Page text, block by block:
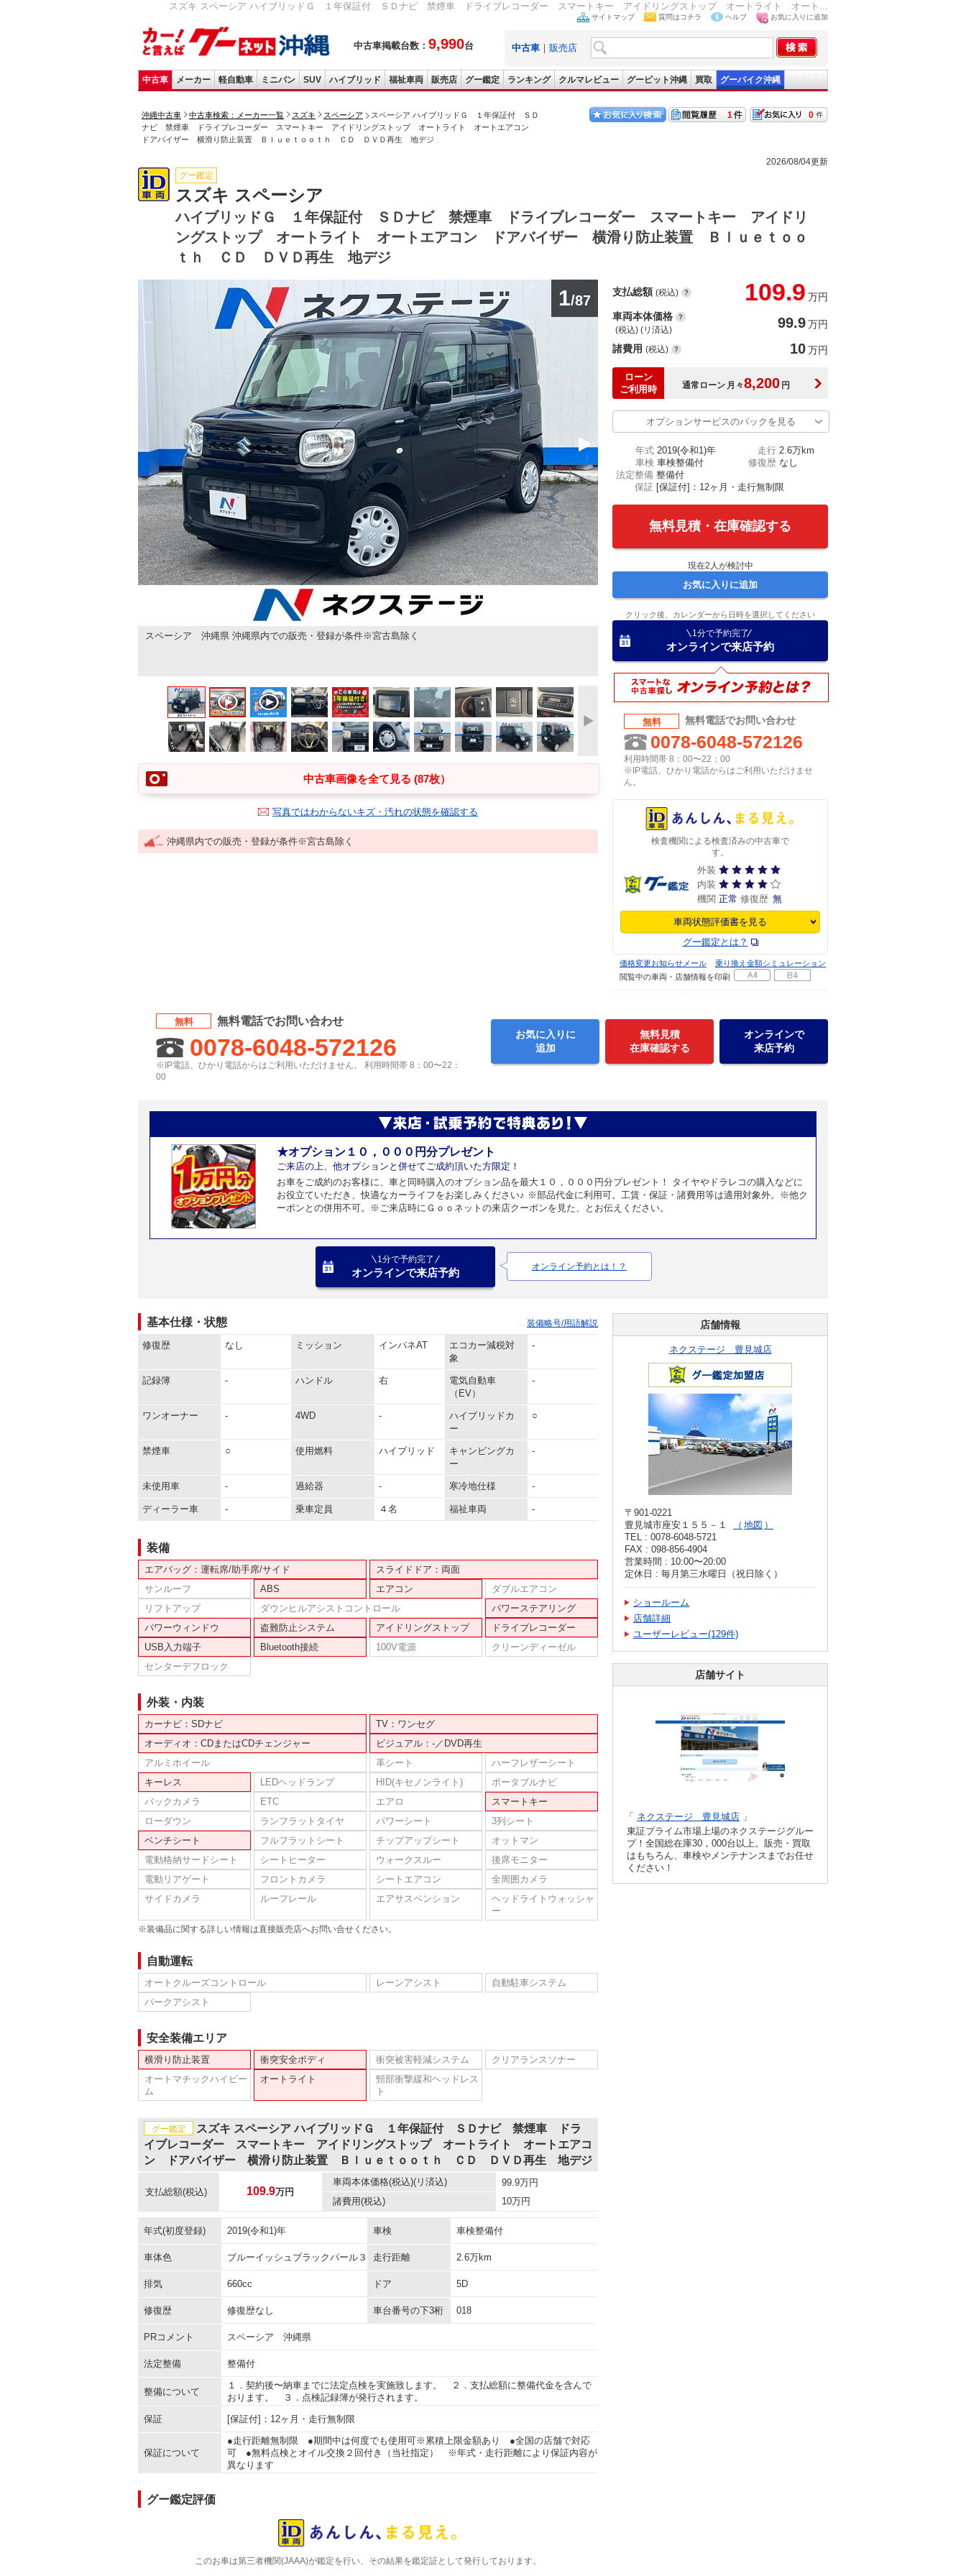
スズキ スペーシア ハイブリッドＧ １年保証付 ＳＤナビ 禁煙車 ドライブレコーダー スマートキー アイドリングストップ オートライト オート...
中古車掲載台数： 9,990台
サイトマップ 質問はコチラ ヘルプ お気に入りに追加
中古車 ｜ 販売店
中古車 メーカー 軽自動車 ミニバン SUV ハイブリッド 福祉車両 販売店 グー鑑定 ランキング クルマレビュー グーピット沖縄 買取 グーバイク沖縄
沖縄中古車 中古車検索：メーカー一覧 スズキ スペーシア
スペーシア ハイブリッドＧ １年保証付 ＳＤ
ナビ 禁煙車 ドライブレコーダー スマートキー アイドリングストップ オートライト オートエアコン
ドアバイザー 横滑り防止装置 Ｂｌｕｅｔｏｏｔｈ ＣＤ ＤＶＤ再生 地デジ
0
1
2026/08/04更新
グー鑑定
スズキ スペーシア
ハイブリッドＧ １年保証付 ＳＤナビ 禁煙車 ドライブレコーダー スマートキー アイドリ
ングストップ オートライト オートエアコン ドアバイザー 横滑り防止装置 Ｂｌｕｅｔｏｏ
ｔｈ ＣＤ ＤＶＤ再生 地デジ
スペーシア 沖縄県 沖縄県内での販売・登録が条件※宮古島除く
1/87
中古車画像を全て見る (87枚）
写真ではわからないキズ・汚れの状態を確認する
沖縄県内での販売・登録が条件※宮古島除く
支払総額 (税込) 109.9 万円
車両本体価格
(税込) (リ済込) 99.9万円
諸費用 (税込) 10万円
ローン
ご利用時
通常ローン 月々8,200 円
オプションサービスのパックを見る
年式 2019(令和1)年 走行 2.6万km
車検 車検整備付 修復歴 なし
法定整備 整備付
保証 [保証付]：12ヶ月・走行無制限
無料見積・在庫確認する
現在2 人が検討中
お気に入りに追加
クリック後、カレンダーから日時を選択してください
1分で予約完了
オンラインで来店予約
無料 無料電話でお問い合わせ
0078-6048-572126
利用時間帯 8：00〜22：00
※IP電話、ひかり電話からはご利用いただけませ
ん。
検査機関による検査済みの中古車で
す。
外装
内装
機関 正常 修復歴 無
車両状態評価書を見る
グー鑑定とは？
価格変更お知らせメール
乗り換え金額シミュレーション
閲覧中の車両・店舗情報を印刷
無料 無料電話でお問い合わせ
0078-6048-572126
※IP電話、ひかり電話からはご利用いただけません。 利用時間帯 8：00〜22：
00
お気に入りに
追加
無料見積
在庫確認する
オンラインで
来店予約
★オプション１０，０００円分プレゼント
ご来店の上、他オプションと併せてご成約頂いた方限定！
お車をご成約のお客様に、車と同時購入のオプション品を最大１０，０００円分プレゼント！ タイヤやドラレコの購入などに
お役立ていただき、快適なカーライフをお楽しみください♪ ※部品代金に利用可。工賃・保証・諸費用等は適用対象外。※他ク
ーポンとの併用不可。※ご来店時にＧｏｏネットの来店クーポンを見た、とお伝えください。
1分で予約完了
オンラインで来店予約 オンライン予約とは！？
基本仕様・状態 装備略号/用語解説
修復歴 なし ミッション インパネAT
エコカー減税対
象
-
記録簿 - ハンドル 右
電気自動車
（EV）
-
ワンオーナー - 4WD -
ハイブリッドカ
ー
○
禁煙車 ○ 使用燃料 ハイブリッド
キャンピングカ
ー
-
未使用車 - 過給器 - 寒冷地仕様 -
ディーラー車 - 乗車定員 ４名 福祉車両 -
装備
エアバッグ：運転席/助手席/サイド
スライドドア：両面
サンルーフ
ABS エアコン
ダブルエアコン
リフトアップ
ダウンヒルアシストコントロール
パワーステアリング
パワーウィンドウ
盗難防止システム アイドリングストップ
ドライブレコーダー
USB入力端子
Bluetooth接続 100V電源
クリーンディーゼル
センターデフロック
外装・内装
カーナビ：SDナビ
TV：ワンセグ
オーディオ：CDまたはCDチェンジャー
ビジュアル：-／DVD再生
アルミホイール
革シート
ハーフレザーシート
キーレス
LEDヘッドランプ HID(キセノンライト)
ポータブルナビ
バックカメラ
ETC エアロ
スマートキー
ローダウン
ランフラットタイヤ パワーシート
3列シート
ベンチシート
フルフラットシート チップアップシート
オットマン
電動格納サードシート
シートヒーター ウォークスルー
後席モニター
電動リアゲート
フロントカメラ シートエアコン
全周囲カメラ
サイドカメラ
ルーフレール エアサスペンション
ヘッドライトウォッシャ
ー
※装備品に関する詳しい情報は直接販売店へお問い合せください。
自動運転
オートクルーズコントロール レーンアシスト
自動駐車システム
パークアシスト
安全装備エリア
横滑り防止装置 衝突安全ボディ 衝突被害軽減システム
クリアランスソナー
オートマチックハイビー
ム
オートライト
頸部衝撃緩和ヘッドレス
ト
グー鑑定
スズキ スペーシア ハイブリッドＧ １年保証付 ＳＤナビ 禁煙車 ドラ
イブレコーダー スマートキー アイドリングストップ オートライト オートエアコ
ン ドアバイザー 横滑り防止装置 Ｂｌｕｅｔｏｏｔｈ ＣＤ ＤＶＤ再生 地デジ
支払総額(税込) 109.9万円
車両本体価格(税込)(リ済込) 99.9万円
諸費用(税込) 10万円
年式(初度登録) 2019(令和1)年 車検 車検整備付
車体色 ブルーイッシュブラックパール３ 走行距離 2.6万km
排気 660cc ドア 5D
修復歴 修復歴なし 車台番号の下3桁 018
PRコメント スペーシア 沖縄県
法定整備 整備付
整備について
１．契約後〜納車までに法定点検を実施致します。 ２．支払総額に整備代金を含んで
おります。 ３．点検記録簿が発行されます。
保証
[保証付]：12ヶ月・走行無制限
保証について
●走行距離無制限 ●期間中は何度でも使用可※累積上限金額あり ●全国の店舗で対応
可 ●無料点検とオイル交換２回付き（当社指定） ※年式・走行距離により保証内容が
異なります
グー鑑定評価
このお車は第三者機関(JAAA)が鑑定を行い、その結果を鑑定証として発行しております。
店舗情報
ネクステージ 豊見城店
〒901-0221
豊見城市座安１５５－１
地図
TEL : 0078-6048-5721
FAX : 098-856-4904
営業時間 : 10:00〜20:00
定休日 : 毎月第三水曜日（祝日除く）
ショールーム
店舗詳細
ユーザーレビュー(129件)
店舗サイト
「 ネクステージ 豊見城店 」
東証プライム市場上場のネクステージグルー
プ！全国総在庫30，000台以上。販売・買取
はもちろん、車検やメンテナンスまでお任せ
ください！